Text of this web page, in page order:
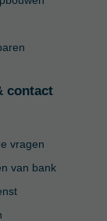
contact
vragen
van bank